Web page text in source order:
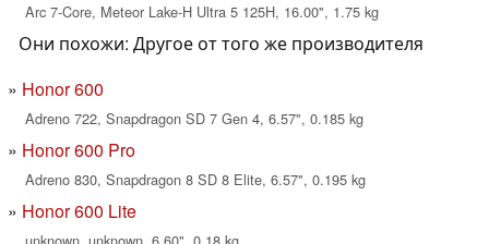
Arc 7-Core, Meteor Lake-H Ultra 5 125H, 16.00", 1.75 kg
Они похожи: Другое от того же производителя
Honor 600
Adreno 722, Snapdragon SD 7 Gen 4, 6.57", 0.185 kg
Honor 600 Pro
Adreno 830, Snapdragon 8 SD 8 Elite, 6.57", 0.195 kg
Honor 600 Lite